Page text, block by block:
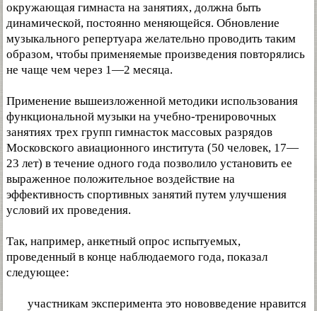
окружающая гимнаста на занятиях, должна быть
динамической, постоянно меняющейся. Обновление
музыкального репертуара желательно проводить таким
образом, чтобы применяемые произведения повторялись
не чаще чем через 1—2 месяца.
Применение вышеизложенной методики использования
функциональной музыки на учебно-тренировочных
занятиях трех групп гимнасток массовых разрядов
Московского авиационного института (50 человек, 17—
23 лет) в течение одного года позволило установить ее
выраженное положительное воздействие на
эффективность спортивных занятий путем улучшения
условий их проведения.
Так, например, анкетный опрос испытуемых,
проведенный в конце наблюдаемого года, показал
следующее:
участникам эксперимента это нововведение нравится